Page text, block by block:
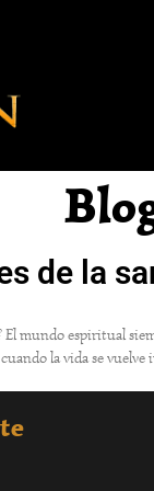
de la
El mundo espiritual
la vida se